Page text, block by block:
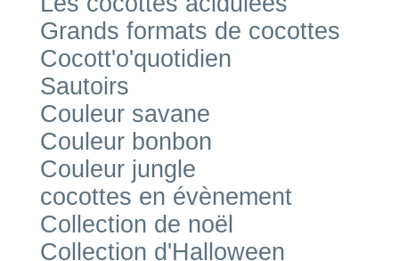
Grands formats de cocottes
Cocott'o'quotidien
Sautoirs
Couleur savane
Couleur bonbon
Couleur jungle
cocottes en évènement
Collection de noël
Collection d'Halloween